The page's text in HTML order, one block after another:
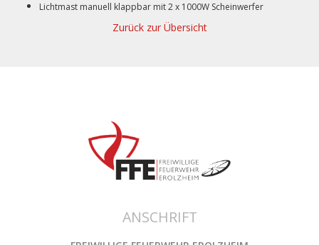
Lichtmast manuell klappbar mit 2 x 1000W Scheinwerfer
Zurück zur Übersicht
ANSCHRIFT